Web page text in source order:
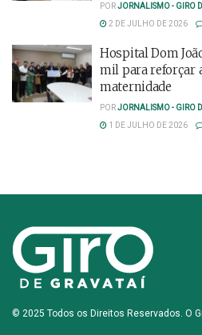
PORJORNALISMO - GIRO
2 DE JULHO DE 2026
Hospital Dom
mil para reforçar
maternidade
PORJORNALISMO - GIRO
1 DE JULHO DE 2026
© 2025 Todos os Direitos Reservados. O